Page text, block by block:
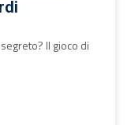
Il gioco di